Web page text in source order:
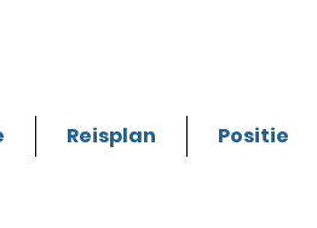
Reisplan Positie